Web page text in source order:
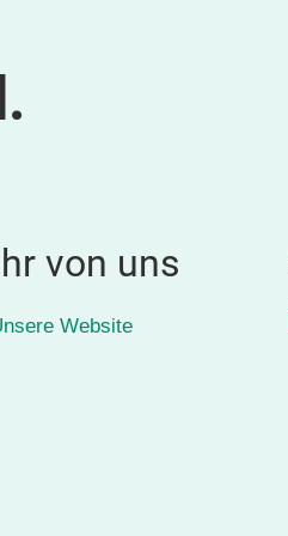
von uns
Website